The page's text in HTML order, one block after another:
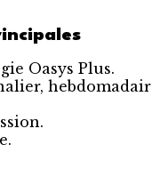
Oasys Plus.